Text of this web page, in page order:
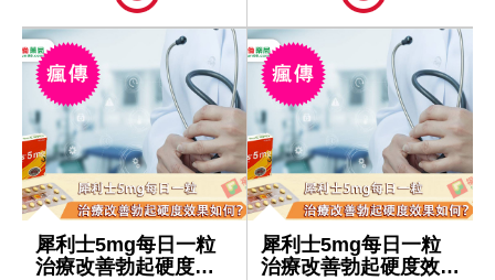
犀利士5mg每日一粒
治療改善勃起硬度效
犀利士5mg每日一粒
治療改善勃起硬度效果